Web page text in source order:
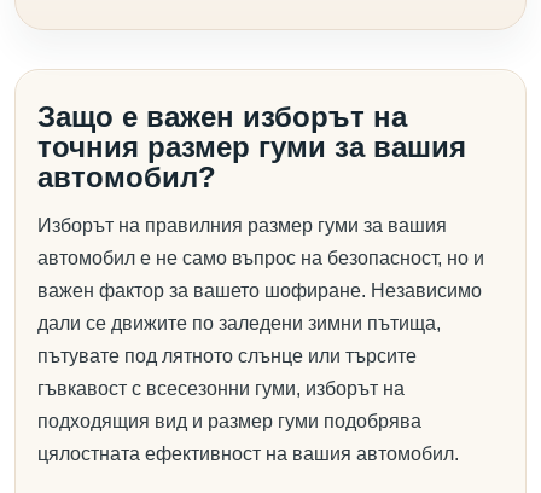
Защо е важен изборът на
точния размер гуми за вашия
автомобил?
Изборът на правилния размер гуми за вашия
автомобил е не само въпрос на безопасност, но и
важен фактор за вашето шофиране. Независимо
дали се движите по заледени зимни пътища,
пътувате под лятното слънце или търсите
гъвкавост с всесезонни гуми, изборът на
подходящия вид и размер гуми подобрява
цялостната ефективност на вашия автомобил.